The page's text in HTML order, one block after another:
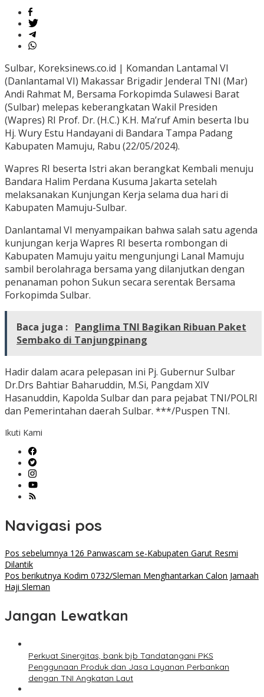
Sulbar, Koreksinews.co.id | Komandan Lantamal VI
(Danlantamal VI) Makassar Brigadir Jenderal TNI (Mar)
Andi Rahmat M, Bersama Forkopimda Sulawesi Barat
(Sulbar) melepas keberangkatan Wakil Presiden
(Wapres) RI Prof. Dr. (H.C.) K.H. Ma’ruf Amin beserta Ibu
Hj. Wury Estu Handayani di Bandara Tampa Padang
Kabupaten Mamuju, Rabu (22/05/2024).
Wapres RI beserta Istri akan berangkat Kembali menuju
Bandara Halim Perdana Kusuma Jakarta setelah
melaksanakan Kunjungan Kerja selama dua hari di
Kabupaten Mamuju-Sulbar.
Danlantamal VI menyampaikan bahwa salah satu agenda
kunjungan kerja Wapres RI beserta rombongan di
Kabupaten Mamuju yaitu mengunjungi Lanal Mamuju
sambil berolahraga bersama yang dilanjutkan dengan
penanaman pohon Sukun secara serentak Bersama
Forkopimda Sulbar.
Baca juga : Panglima TNI Bagikan Ribuan Paket
Sembako di Tanjungpinang
Hadir dalam acara pelepasan ini Pj. Gubernur Sulbar
Dr.Drs Bahtiar Baharuddin, M.Si, Pangdam XIV
Hasanuddin, Kapolda Sulbar dan para pejabat TNI/POLRI
dan Pemerintahan daerah Sulbar. ***/Puspen TNI.
Ikuti Kami
Navigasi pos
Pos sebelumnya 126 Panwascam se-Kabupaten Garut Resmi
Dilantik
Pos berikutnya Kodim 0732/Sleman Menghantarkan Calon Jamaah
Haji Sleman
Jangan Lewatkan
Perkuat Sinergitas, bank bjb Tandatangani PKS
Penggunaan Produk dan Jasa Layanan Perbankan
dengan TNI Angkatan Laut